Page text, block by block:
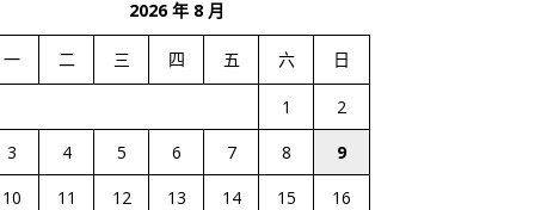
2026 年 8 月
一 二 三 四 五 六 日
1
2
3
4 5 6 7 8
9
10
11 12 13 14 15
16